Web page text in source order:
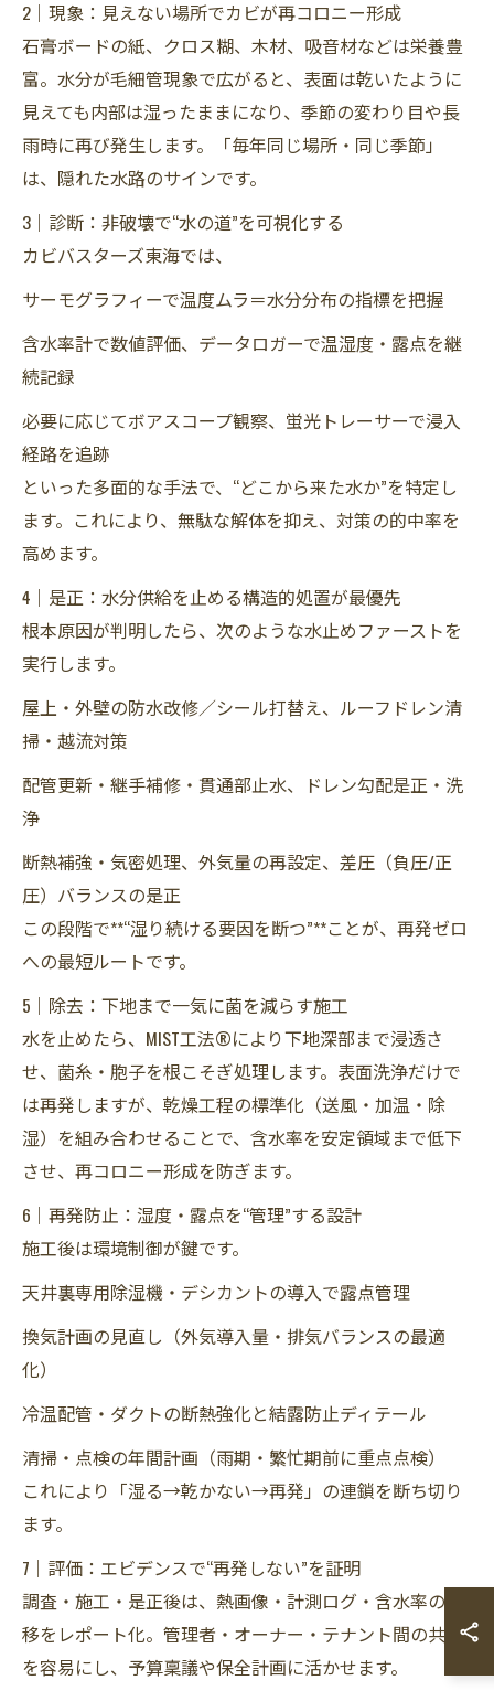
2｜現象：見えない場所でカビが再コロニー形成
石膏ボードの紙、クロス糊、木材、吸音材などは栄養豊
富。水分が毛細管現象で広がると、表面は乾いたように
見えても内部は湿ったままになり、季節の変わり目や長
雨時に再び発生します。「毎年同じ場所・同じ季節」
は、隠れた水路のサインです。
3｜診断：非破壊で“水の道”を可視化する
カビバスターズ東海では、
サーモグラフィーで温度ムラ＝水分分布の指標を把握
含水率計で数値評価、データロガーで温湿度・露点を継
続記録
必要に応じてボアスコープ観察、蛍光トレーサーで浸入
経路を追跡
といった多面的な手法で、“どこから来た水か”を特定し
ます。これにより、無駄な解体を抑え、対策の的中率を
高めます。
4｜是正：水分供給を止める構造的処置が最優先
根本原因が判明したら、次のような水止めファーストを
実行します。
屋上・外壁の防水改修／シール打替え、ルーフドレン清
掃・越流対策
配管更新・継手補修・貫通部止水、ドレン勾配是正・洗
浄
断熱補強・気密処理、外気量の再設定、差圧（負圧/正
圧）バランスの是正
この段階で**“湿り続ける要因を断つ”**ことが、再発ゼロ
への最短ルートです。
5｜除去：下地まで一気に菌を減らす施工
水を止めたら、MIST工法®により下地深部まで浸透さ
せ、菌糸・胞子を根こそぎ処理します。表面洗浄だけで
は再発しますが、乾燥工程の標準化（送風・加温・除
湿）を組み合わせることで、含水率を安定領域まで低下
させ、再コロニー形成を防ぎます。
6｜再発防止：湿度・露点を“管理”する設計
施工後は環境制御が鍵です。
天井裏専用除湿機・デシカントの導入で露点管理
換気計画の見直し（外気導入量・排気バランスの最適
化）
冷温配管・ダクトの断熱強化と結露防止ディテール
清掃・点検の年間計画（雨期・繁忙期前に重点点検）
これにより「湿る→乾かない→再発」の連鎖を断ち切り
ます。
7｜評価：エビデンスで“再発しない”を証明
調査・施工・是正後は、熱画像・計測ログ・含水率の推
移をレポート化。管理者・オーナー・テナント間の共有
を容易にし、予算稟議や保全計画に活かせます。